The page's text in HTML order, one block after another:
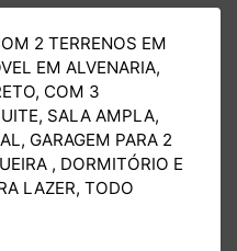
2 TERRENOS EM
EM ALVENARIA,
COM 3
SALA AMPLA,
GARAGEM PARA 2
, DORMITÓRIO E
LAZER, TODO